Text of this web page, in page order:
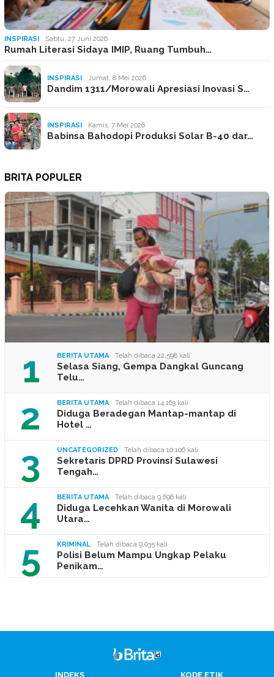
INSPIRASI Sabtu, 27 Juni 2026
Rumah Literasi Sidaya IMIP, Ruang Tumbuh…
INSPIRASI Jumat, 8 Mei 2026
Dandim 1311/Morowali Apresiasi Inovasi S…
INSPIRASI Kamis, 7 Mei 2026
Babinsa Bahodopi Produksi Solar B-40 dar…
BRITA POPULER
1 BERITA UTAMA Telah dibaca 22,598 kali
Selasa Siang, Gempa Dangkal Guncang
Telu…
2 BERITA UTAMA Telah dibaca 14,163 kali
Diduga Beradegan Mantap-mantap di
Hotel …
3 UNCATEGORIZED Telah dibaca 10,106 kali
Sekretaris DPRD Provinsi Sulawesi
Tengah…
4 BERITA UTAMA Telah dibaca 9,696 kali
Diduga Lecehkan Wanita di Morowali
Utara…
5 KRIMINAL Telah dibaca 9,035 kali
Polisi Belum Mampu Ungkap Pelaku
Penikam…
INDEKS KODE ETIK